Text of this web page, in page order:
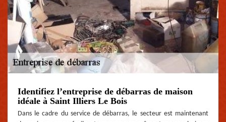
Identifiez l’entreprise de débarras de maison
idéale à Saint Illiers Le Bois
Dans le cadre du service de débarras, le secteur est maintenant